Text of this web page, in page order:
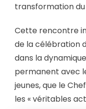
transformation du
Cette rencontre
de la célébration
dans la
permanent avec
jeunes, que le
les « véritables